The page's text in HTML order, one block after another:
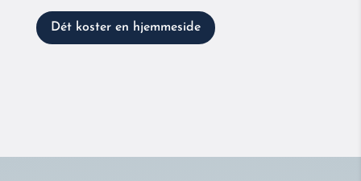
Dét koster en hjemmeside